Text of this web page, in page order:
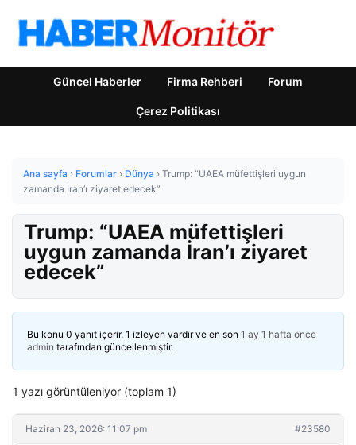
Güncel Haberler Firma Rehberi Forum
Çerez Politikası
Ana sayfa › Forumlar › Dünya › Trump: “UAEA müfettişleri uygun
zamanda İran’ı ziyaret edecek”
Trump: “UAEA müfettişleri
uygun zamanda İran’ı ziyaret
edecek”
Bu konu 0 yanıt içerir, 1 izleyen vardır ve en son 1 ay 1 hafta önce
admin tarafından güncellenmiştir.
1 yazı görüntüleniyor (toplam 1)
Haziran 23, 2026: 11:07 pm #23580